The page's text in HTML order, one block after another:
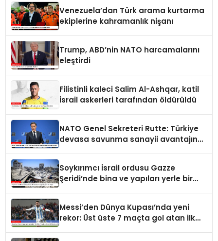
Venezuela’dan Türk arama kurtarma
ekiplerine kahramanlık nişanı
Trump, ABD’nin NATO harcamalarını
eleştirdi
Filistinli kaleci Salim Al-Ashqar, katil
İsrail askerleri tarafından öldürüldü
NATO Genel Sekreteri Rutte: Türkiye
devasa savunma sanayii avantajına
Soykırımcı İsrail ordusu Gazze
Şeridi’nde bina ve yapıları yerle bir
Messi’den Dünya Kupası’nda yeni
rekor: Üst üste 7 maçta gol atan ilk